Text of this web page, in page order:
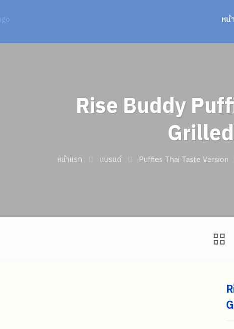
หน้
Rise Buddy
หน้าแรก แบรนด์ Puffies Thai Taste Version